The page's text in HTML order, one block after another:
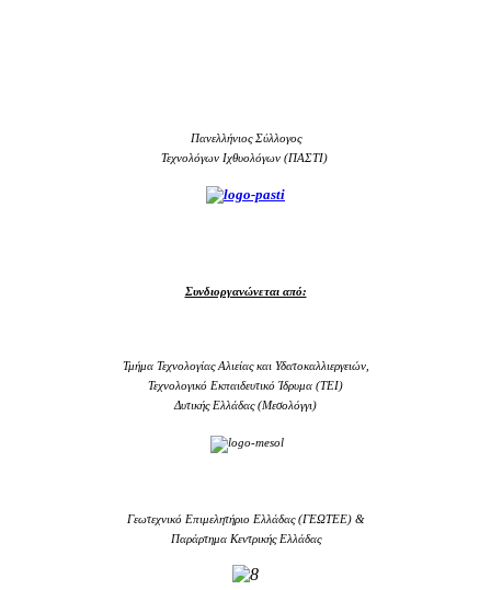
Πανελλήνιος Σύλλογος
Τεχνολόγων Ιχθυολόγων (ΠΑΣΤΙ)
Συνδιοργανώνεται από:
Τμήμα Τεχνολογίας Αλιείας και Υδατοκαλλιεργειών,
Τεχνολογικό Εκπαιδευτικό Ίδρυμα (TEI)
Δυτικής Ελλάδας (Μεσολόγγι)
Γεωτεχνικό Επιμελητήριο Ελλάδας (ΓΕΩΤΕΕ) &
Παράρτημα Κεντρικής Ελλάδας